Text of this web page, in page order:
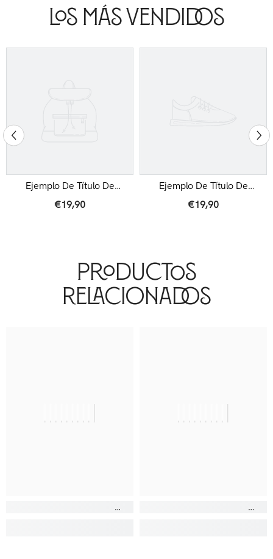
Los Más Vendidos
Ejemplo De Título De
Producto
€19,90
Ejemplo De Título De
Producto
€19,90
Productos
Relacionados
|||||||||| ||||||||||